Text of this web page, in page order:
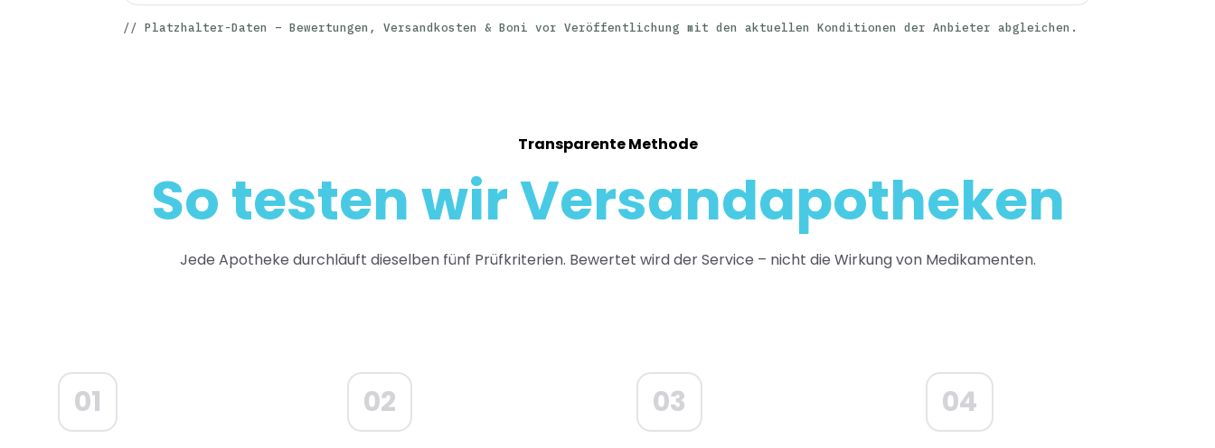
// Platzhalter-Daten – Bewertungen, Versandkosten & Boni vor Veröffentlichung mit den aktuellen Konditionen der Anbieter abgleichen.
Transparente Methode
So testen wir Versandapotheken
Jede Apotheke durchläuft dieselben fünf Prüfkriterien. Bewertet wird der Service – nicht die Wirkung von Medikamenten.
01 02 03 04